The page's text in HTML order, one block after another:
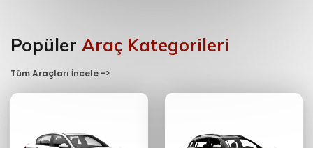
Popüler Araç Kategorileri
Tüm Araçları İncele ->